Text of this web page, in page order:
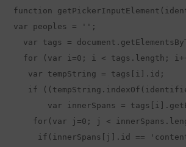
function
var peoples = '';
var tags =
for (var i=0; i < tags.length;
   var tempString = tags[i].id;
if
var innerSpans =
for(var j=0; j <
if(innerSpans[j].id ==